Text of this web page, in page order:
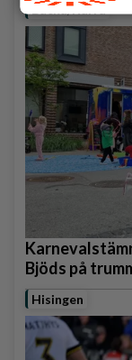
Backa/Kärra
Bjöds på
Hisingen